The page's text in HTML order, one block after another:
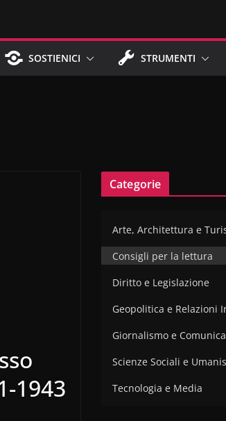
SOSTIENICI STRUMENTI
1943
Categorie
Arte, Architettura e
Consigli per la lettura
Diritto e Legislazione
Geopolitica e Relazioni
Giornalismo e
Scienze Sociali e
Tecnologia e Media